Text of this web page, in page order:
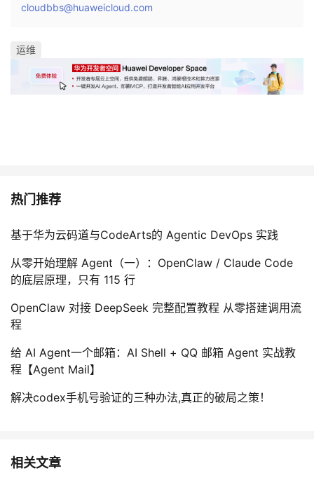
cloudbbs@huaweicloud.com
运维
热门推荐
基于华为云码道与CodeArts的 Agentic DevOps 实践
从零开始理解 Agent（一）：OpenClaw / Claude Code
的底层原理，只有 115 行
OpenClaw 对接 DeepSeek 完整配置教程 从零搭建调用流
程
给 AI Agent一个邮箱：AI Shell + QQ 邮箱 Agent 实战教
程【Agent Mail】
解决codex手机号验证的三种办法,真正的破局之策！
相关文章